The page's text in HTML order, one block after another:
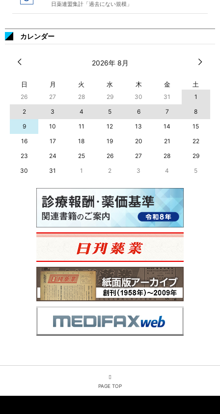
日薬連盟集計「過去にない規模」
カレンダー
2026年 8月
日 月 火 水 木 金 土
26 27 28 29 30 31
1
2
3 4 5 6 7
8
9
10 11 12 13 14
15
16
17 18 19 20 21
22
23
24 25 26 27 28
29
30
31 1 2 3 4 5
PAGE TOP